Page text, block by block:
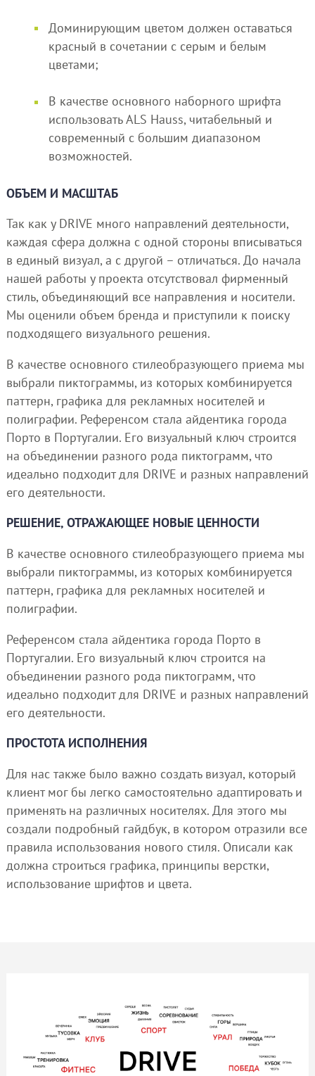
Доминирующим цветом должен оставаться
красный в сочетании с серым и белым
цветами;
В качестве основного наборного шрифта
использовать ALS Hauss, читабельный и
современный с большим диапазоном
возможностей.
ОБЪЕМ И МАСШТАБ
Так как у DRIVE много направлений деятельности,
каждая сфера должна с одной стороны вписываться
в единый визуал, а с другой – отличаться. До начала
нашей работы у проекта отсутствовал фирменный
стиль, объединяющий все направления и носители.
Мы оценили объем бренда и приступили к поиску
подходящего визуального решения.
В качестве основного стилеобразующего приема мы
выбрали пиктограммы, из которых комбинируется
паттерн, графика для рекламных носителей и
полиграфии. Референсом стала айдентика города
Порто в Португалии. Его визуальный ключ строится
на объединении разного рода пиктограмм, что
идеально подходит для DRIVE и разных направлений
его деятельности.
РЕШЕНИЕ, ОТРАЖАЮЩЕЕ НОВЫЕ ЦЕННОСТИ
В качестве основного стилеобразующего приема мы
выбрали пиктограммы, из которых комбинируется
паттерн, графика для рекламных носителей и
полиграфии.
Референсом стала айдентика города Порто в
Португалии. Его визуальный ключ строится на
объединении разного рода пиктограмм, что
идеально подходит для DRIVE и разных направлений
его деятельности.
ПРОСТОТА ИСПОЛНЕНИЯ
Для нас также было важно создать визуал, который
клиент мог бы легко самостоятельно адаптировать и
применять на различных носителях. Для этого мы
создали подробный гайдбук, в котором отразили все
правила использования нового стиля. Описали как
должна строиться графика, принципы верстки,
использование шрифтов и цвета.